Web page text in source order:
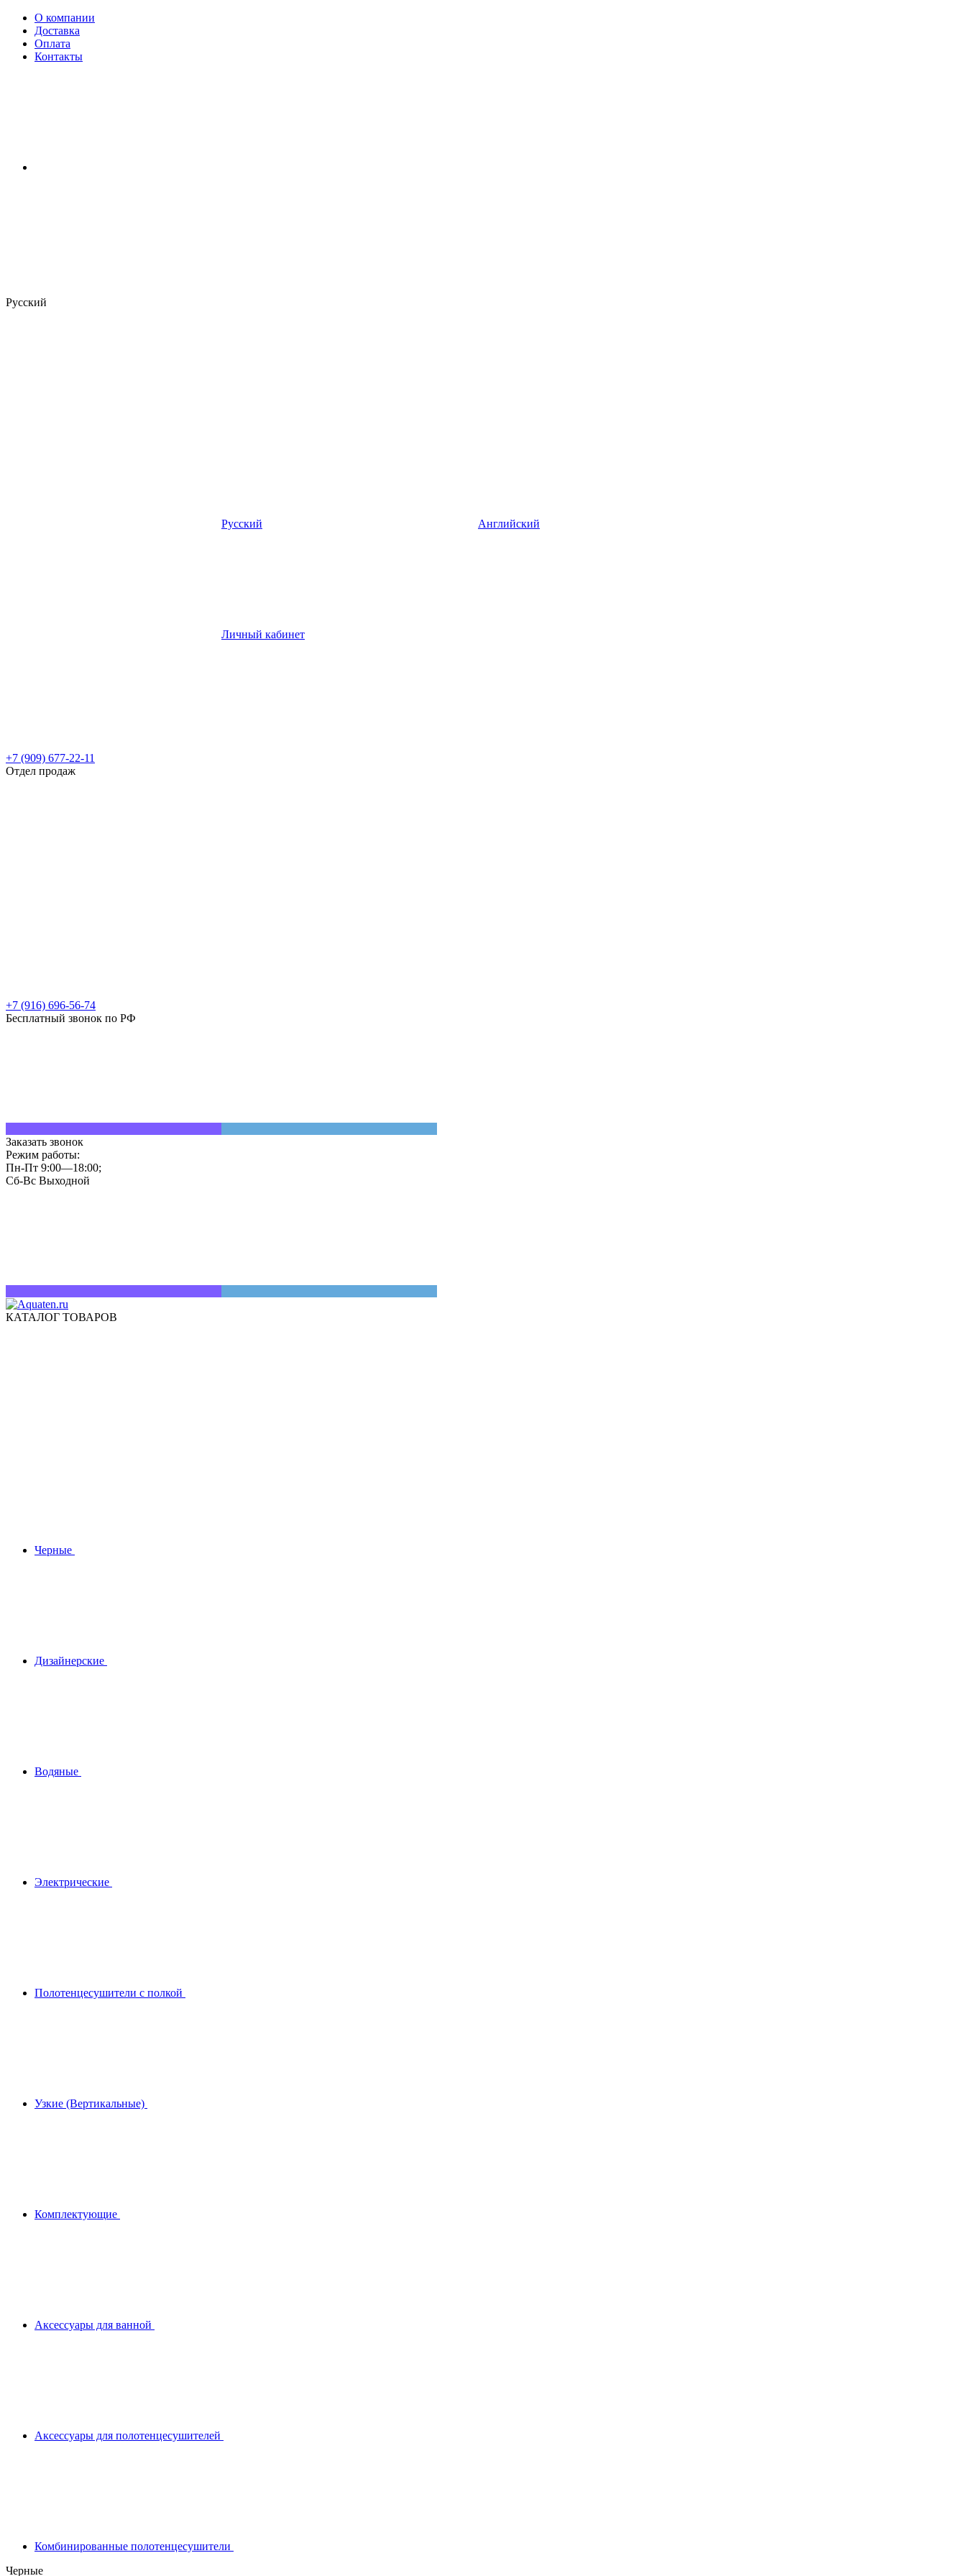
О компании
Доставка
Оплата
Контакты
Русский
Русский Английский
Личный кабинет
+7 (909) 677-22-11
Отдел продаж
+7 (916) 696-56-74
Бесплатный звонок по РФ
Заказать звонок
Режим работы:
Пн-Пт 9:00—18:00;
Сб-Вс Выходной
КАТАЛОГ ТОВАРОВ
Черные
Дизайнерские
Водяные
Электрические
Полотенцесушители с полкой
Узкие (Вертикальные)
Комплектующие
Аксессуары для ванной
Аксессуары для полотенцесушителей
Комбинированные полотенцесушители
Черные